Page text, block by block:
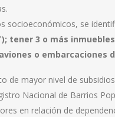
socioeconómicos, se
tener 3 o más
o embarcaciones
de mayor nivel de
Nacional de Barrios
en relación de